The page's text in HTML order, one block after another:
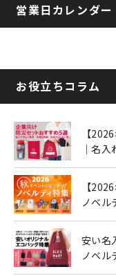
営業日カレンダー
お役立ちコラム
【
｜名
【
ノベル
安い名
ノベル